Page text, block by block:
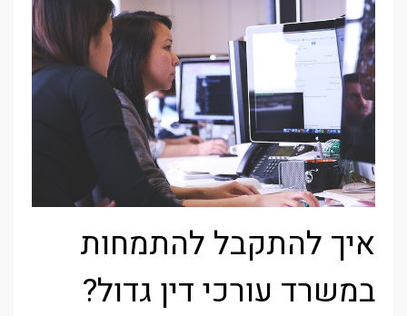
איך להתקבל להתמחות
במשרד עורכי דין גדול?